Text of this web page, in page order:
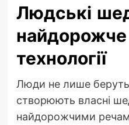
Людські
технології
Люди не лише
створюють власні
найдорожчими